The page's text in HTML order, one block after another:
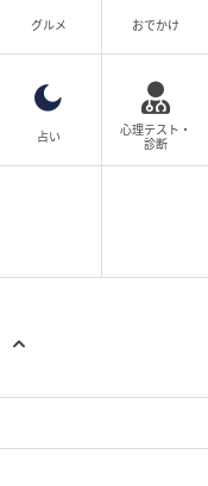
グルメ おでかけ
占い
心理テスト・
診断